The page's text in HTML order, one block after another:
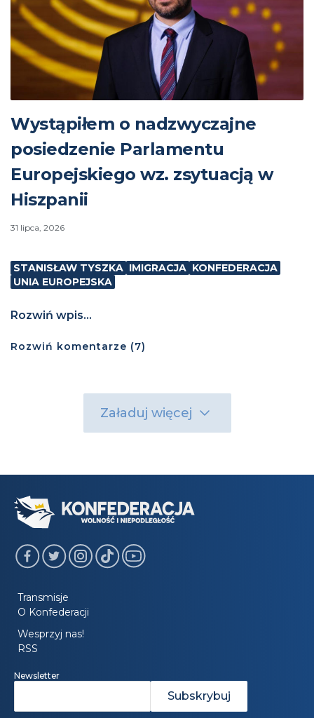
Wystąpiłem o nadzwyczajne
posiedzenie Parlamentu
Europejskiego wz. zsytuacją w
Hiszpanii
31 lipca, 2026
STANISŁAW TYSZKA IMIGRACJA KONFEDERACJA
UNIA EUROPEJSKA
Rozwiń wpis...
Rozwiń komentarze (7)
Załaduj więcej
Transmisje
O Konfederacji
Wesprzyj nas!
RSS
Newsletter